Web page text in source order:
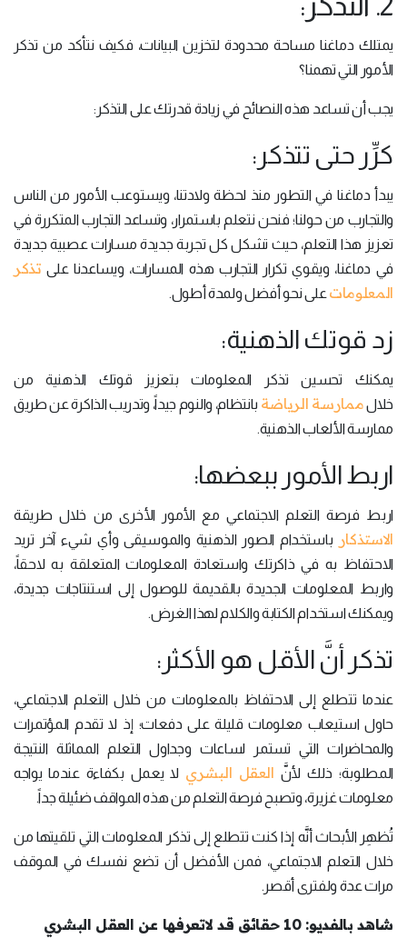
يمتلك دماغنا مساحة محدودة لتخزين البيانات، فكيف نتأكد من تذكر
الأمور التي تهمنا؟
يجب أن تساعد هذه النصائح في زيادة قدرتك على التذكر:
كرِّر حتى تتذكر:
يبدأ دماغنا في التطور منذ لحظة ولادتنا، ويستوعب الأمور من الناس
والتجارب من حولنا؛ فنحن نتعلم باستمرار، وتساعد التجارب المتكررة في
تعزيز هذا التعلم، حيث تشكل كل تجربة جديدة مسارات عصبية جديدة
في دماغنا، ويقوي تكرار التجارب هذه المسارات، ويساعدنا على تذكر
المعلومات على نحو أفضل ولمدة أطول.
زد قوتك الذهنية:
يمكنك تحسين تذكر المعلومات بتعزيز قوتك الذهنية من
خلالممارسة الرياضة بانتظام، والنوم جيداً، وتدريب الذاكرة عن طريق
ممارسة الألعاب الذهنية.
اربط الأمور ببعضها:
اربط فرصة التعلم الاجتماعي مع الأمور الأخرى من خلال طريقة
الاستذكار باستخدام الصور الذهنية والموسيقى وأي شيء آخر تريد
الاحتفاظ به في ذاكرتك واستعادة المعلومات المتعلقة به لاحقاً،
واربط المعلومات الجديدة بالقديمة للوصول إلى استنتاجات جديدة،
ويمكنك استخدام الكتابة والكلام لهذا الغرض.
تذكر أنَّ الأقل هو الأكثر:
عندما تتطلع إلى الاحتفاظ بالمعلومات من خلال التعلم الاجتماعي،
حاول استيعاب معلومات قليلة على دفعات؛ إذ لا تقدم المؤتمرات
والمحاضرات التي تستمر لساعات وجداول التعلم المماثلة النتيجة
المطلوبة؛ ذلك لأنَّ العقل البشري لا يعمل بكفاءة عندما يواجه
معلومات غزيرة، وتصبح فرصة التعلم من هذه المواقف ضئيلة جداً.
تُظهِر الأبحاث أنَّه إذا كنت تتطلع إلى تذكر المعلومات التي تلقيتها من
خلال التعلم الاجتماعي، فمن الأفضل أن تضع نفسك في الموقف
مرات عدة ولفترى أقصر.
شاهد بالفديو: 10 حقائق قد لاتعرفها عن العقل البشري